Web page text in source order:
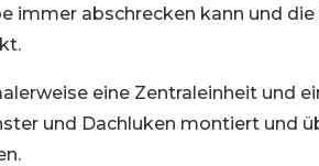
immer abschrecken kann und
eine Zentraleinheit und
und Dachluken montiert und